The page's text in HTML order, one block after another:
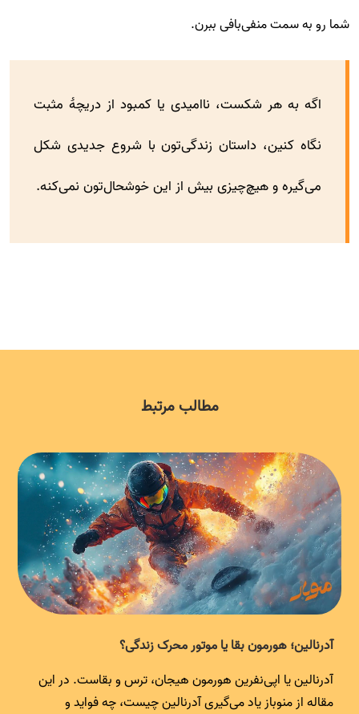
شما رو به سمت منفی‌بافی ببرن.
اگه به هر شکست، ناامیدی یا کمبود از دریچۀ مثبت
نگاه کنین، داستان زندگی‌تون با شروع جدیدی شکل
می‌گیره و هیچ‌چیزی بیش از این خوشحال‌تون نمی‌کنه.
مطالب مرتبط
آدرنالین؛ هورمون بقا یا موتور محرک زندگی؟
آدرنالین یا اپی‌نفرین هورمون هیجان، ترس و بقاست. در این
مقاله از منوباز یاد می‌گیری آدرنالین چیست، چه فواید و